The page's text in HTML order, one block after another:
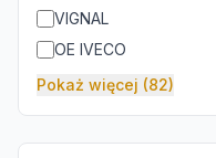
VIGNAL
OE IVECO
Pokaż więcej (82)